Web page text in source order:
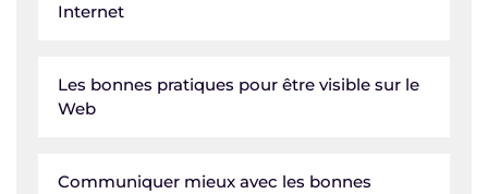
Internet
Les bonnes pratiques pour être visible sur le
Web
Communiquer mieux avec les bonnes